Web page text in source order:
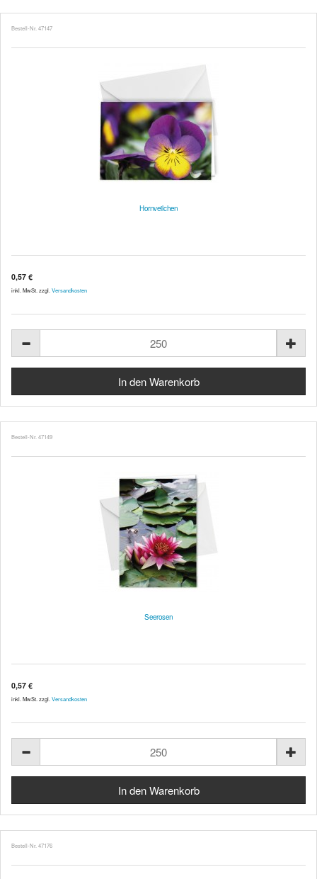
Bestell-Nr. 47147
Hornveilchen
0,57 €
inkl. MwSt. zzgl. Versandkosten
Bestell-Nr. 47149
Seerosen
0,57 €
inkl. MwSt. zzgl. Versandkosten
Bestell-Nr. 47176